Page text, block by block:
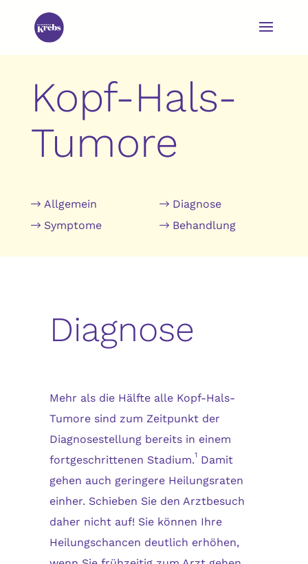
Kopf-Hals-
Tumore
Allgemein
Symptome
Diagnose
Behandlung
Diagnose
Mehr als die Hälfte alle Kopf-Hals-
Tumore sind zum Zeitpunkt der
Diagnosestellung bereits in einem
fortgeschrittenen Stadium.1Damit
gehen auch geringere Heilungsraten
einher. Schieben Sie den Arztbesuch
daher nicht auf! Sie können Ihre
Heilungschancen deutlich erhöhen,